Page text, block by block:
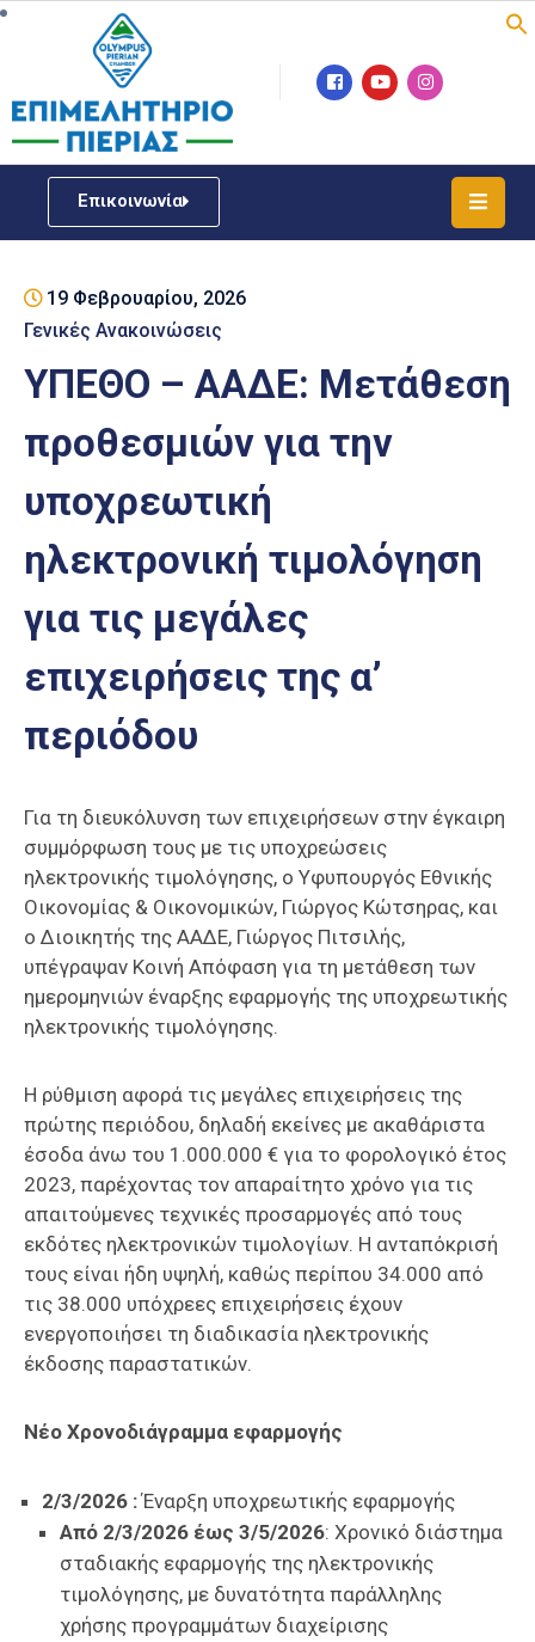
Επικοινωνία
Επιμελητήριο
Νέα
ΓΕΜΗ
Υποστήριξη
Έκθεση
Παραδοσιακών
Επαγγελμάτων
ΕΒΕΠ-
19 Φεβρουαρίου, 2026
Γενικές Ανακοινώσεις
ΥΠΕΘΟ – ΑΑΔΕ: Μετάθεση
προθεσμιών για την
υποχρεωτική
ηλεκτρονική τιμολόγηση
για τις μεγάλες
επιχειρήσεις της α’
περιόδου
Για τη διευκόλυνση των επιχειρήσεων στην έγκαιρη
συμμόρφωση τους με τις υποχρεώσεις
ηλεκτρονικής τιμολόγησης, ο Υφυπουργός Εθνικής
Οικονομίας & Οικονομικών, Γιώργος Κώτσηρας, και
ο Διοικητής της ΑΑΔΕ, Γιώργος Πιτσιλής,
υπέγραψαν Κοινή Απόφαση για τη μετάθεση των
ημερομηνιών έναρξης εφαρμογής της υποχρεωτικής
ηλεκτρονικής τιμολόγησης.
Η ρύθμιση αφορά τις μεγάλες επιχειρήσεις της
πρώτης περιόδου, δηλαδή εκείνες με ακαθάριστα
έσοδα άνω του 1.000.000 € για το φορολογικό έτος
2023, παρέχοντας τον απαραίτητο χρόνο για τις
απαιτούμενες τεχνικές προσαρμογές από τους
εκδότες ηλεκτρονικών τιμολογίων. Η ανταπόκρισή
τους είναι ήδη υψηλή, καθώς περίπου 34.000 από
τις 38.000 υπόχρεες επιχειρήσεις έχουν
ενεργοποιήσει τη διαδικασία ηλεκτρονικής
έκδοσης παραστατικών.
Νέο Χρονοδιάγραμμα εφαρμογής
2/3/2026 :Έναρξη υποχρεωτικής εφαρμογής
Από 2/3/2026 έως 3/5/2026: Χρονικό διάστημα
σταδιακής εφαρμογής της ηλεκτρονικής
τιμολόγησης, με δυνατότητα παράλληλης
χρήσης προγραμμάτων διαχείρισης